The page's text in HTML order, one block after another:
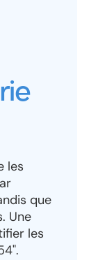
les
que
Une
les